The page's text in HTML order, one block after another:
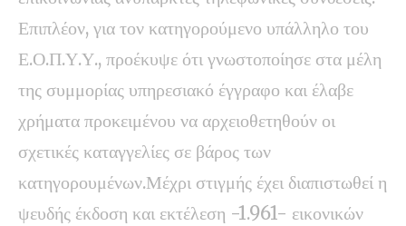
Επιπλέον, για τον κατηγορούμενο υπάλληλο του
Ε.Ο.Π.Υ.Υ., προέκυψε ότι γνωστοποίησε στα μέλη
της συμμορίας υπηρεσιακό έγγραφο και έλαβε
χρήματα προκειμένου να αρχειοθετηθούν οι
σχετικές καταγγελίες σε βάρος των
κατηγορουμένων.Μέχρι στιγμής έχει διαπιστωθεί η
ψευδής έκδοση και εκτέλεση -1.961- εικονικών